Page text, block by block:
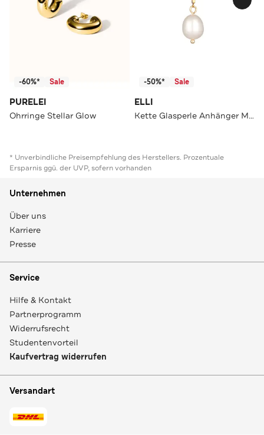
-60%* Sale
PURELEI
Ohrringe Stellar Glow
-50%* Sale
ELLI
Kette Glasperle Anhänger Messing Goldfarben Gold
* Unverbindliche Preisempfehlung des Herstellers. Prozentuale
Ersparnis ggü. der UVP, sofern vorhanden
Unternehmen
Über uns
Karriere
Presse
Service
Hilfe & Kontakt
Partnerprogramm
Widerrufsrecht
Studentenvorteil
Kaufvertrag widerrufen
Versandart